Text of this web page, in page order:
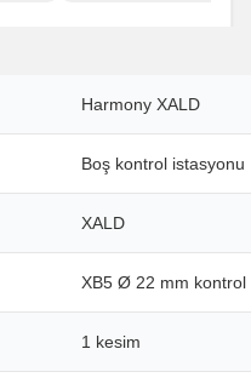
Harmony XALD
Boş kontrol istasyonu
XALD
XB5 Ø 22 mm kontrol
1 kesim